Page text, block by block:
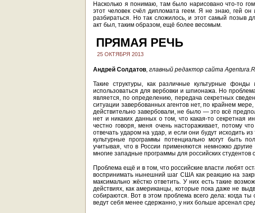
Насколько я понимаю, там было нарисовано что-то
этот человек счёл дипломата геем. Я не знаю, гей
разбираться. Но так сложилось, и этот самый позыв
акт был, таким образом, ещё более весомым.
ПРЯМАЯ РЕЧЬ
25 ОКТЯБРЯ 2013
Андрей Солдатов, главный редактор сайта
Такие структуры, как различные культурные
использоваться для вербовки и шпионажа. Но
является, по определению, передача секретных
ситуации завербованных агентов нет, по крайнем
действительно завербовали, не было — это всё
нет и никаких данных о том, что какая-то секретная
честно говоря, меня очень настораживает, потому
отвечать ударом на удар, и если они будут исходить
культурные программы потенциально могут быть
учитывая, что в России применяются немножко
многие западные программы для российских студентов
Проблема ещё и в том, что российские власти любят
воспринимать нынешний шаг США как реакцию на
максимально жёстко ответить. У них есть такие
действиях, как американцы, которые пока даже не
собираются. Вот в этом проблема всего дела: когда
ведут себя менее сдержанно, у них больше арсенал